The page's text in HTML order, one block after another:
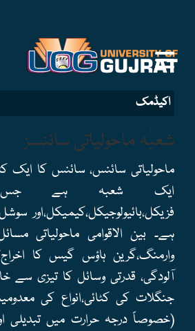
اکیڈمک
شعبٔہ ماحولیاتی سائنسز
ماحولیاتی سائنس، سائنس کا ایک
ایک شعبہ ہے
فزیکل،بائیولوجیکل،کیمیکل،اور
ہے۔ بین الاقوامی ماحولیاتی
وارمنگ،گرین ہاؤس گیس کا
آلودگی، قدرتی وسائل کا تیزی سے
جنگلات کی کٹائی،انواع کی
(خصوصاً درجہ حرارت میں تبدیلی